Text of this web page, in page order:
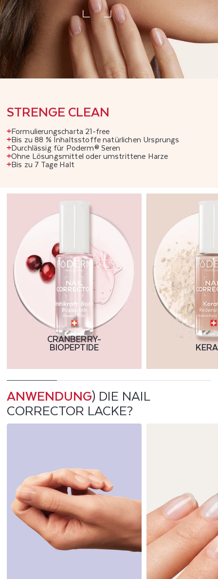
STRENGE CLEAN
Formulierungscharta 21-free
Bis zu 88 % Inhaltsstoffe natürlichen Ursprungs
Durchlässig für Poderm® Seren
Ohne Lösungsmittel oder umstrittene Harze
Bis zu 7 Tage Halt
CRANBERRY-
BIOPEPTIDE
ANWENDUNG) DIE NAIL
CORRECTOR LACKE?